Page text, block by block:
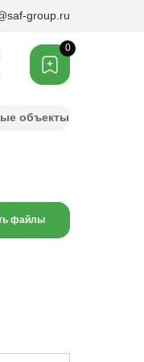
group.ru
0
объекты
файлы